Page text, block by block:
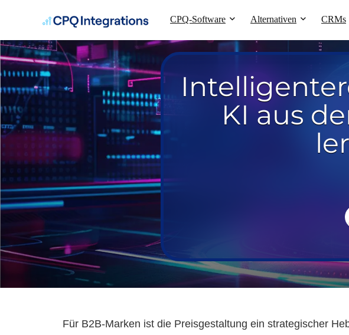
CPQ-Software Alternativen CRMs
KI aus
Für B2B-Marken ist die Preisgestaltung ein strategischer